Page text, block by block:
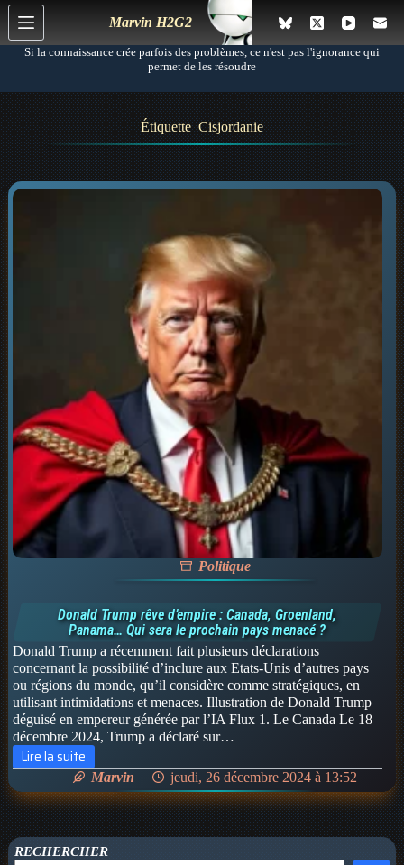
P
a
s
r
a
u
c
o
n
Marvin H2G2
Si la connaissance crée parfois des problèmes, ce n'est pas l'ignorance qui
permet de les résoudre
ÉtiquetteCisjordanie
Politique
Donald Trump rêve d’empire : Canada, Groenland,
Panama… Qui sera le prochain pays menacé ?
Donald Trump a récemment fait plusieurs déclarations
concernant la possibilité d’inclure aux Etats-Unis d’autres pays
ou régions du monde, qu’il considère comme stratégiques, en
utilisant intimidations et menaces. Illustration de Donald Trump
déguisé en empereur générée par l’IA Flux 1. Le Canada Le 18
décembre 2024, Trump a déclaré sur…
Lire la suite
Donald
Trump
rêve
d’empire
:
Marvin jeudi, 26 décembre 2024 à 13:52
RECHERCHER